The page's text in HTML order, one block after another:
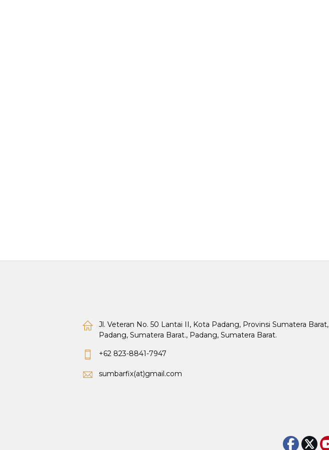
Jl. Veteran No. 50 Lantai II, Kota Padang, Provinsi Sumatera Barat,
Padang, Sumatera Barat., Padang, Sumatera Barat.
+62 823-8841-7947
sumbarfix(at)gmail.com